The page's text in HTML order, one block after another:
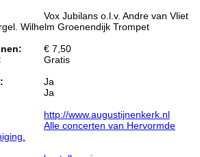
Vox Jubilans o.l.v. Andre van Vliet
Wilhelm Groenendijk Trompet
€ 7,50
Gratis
Ja
Ja
http://www.augustijnenkerk.nl
Alle concerten van Hervormde